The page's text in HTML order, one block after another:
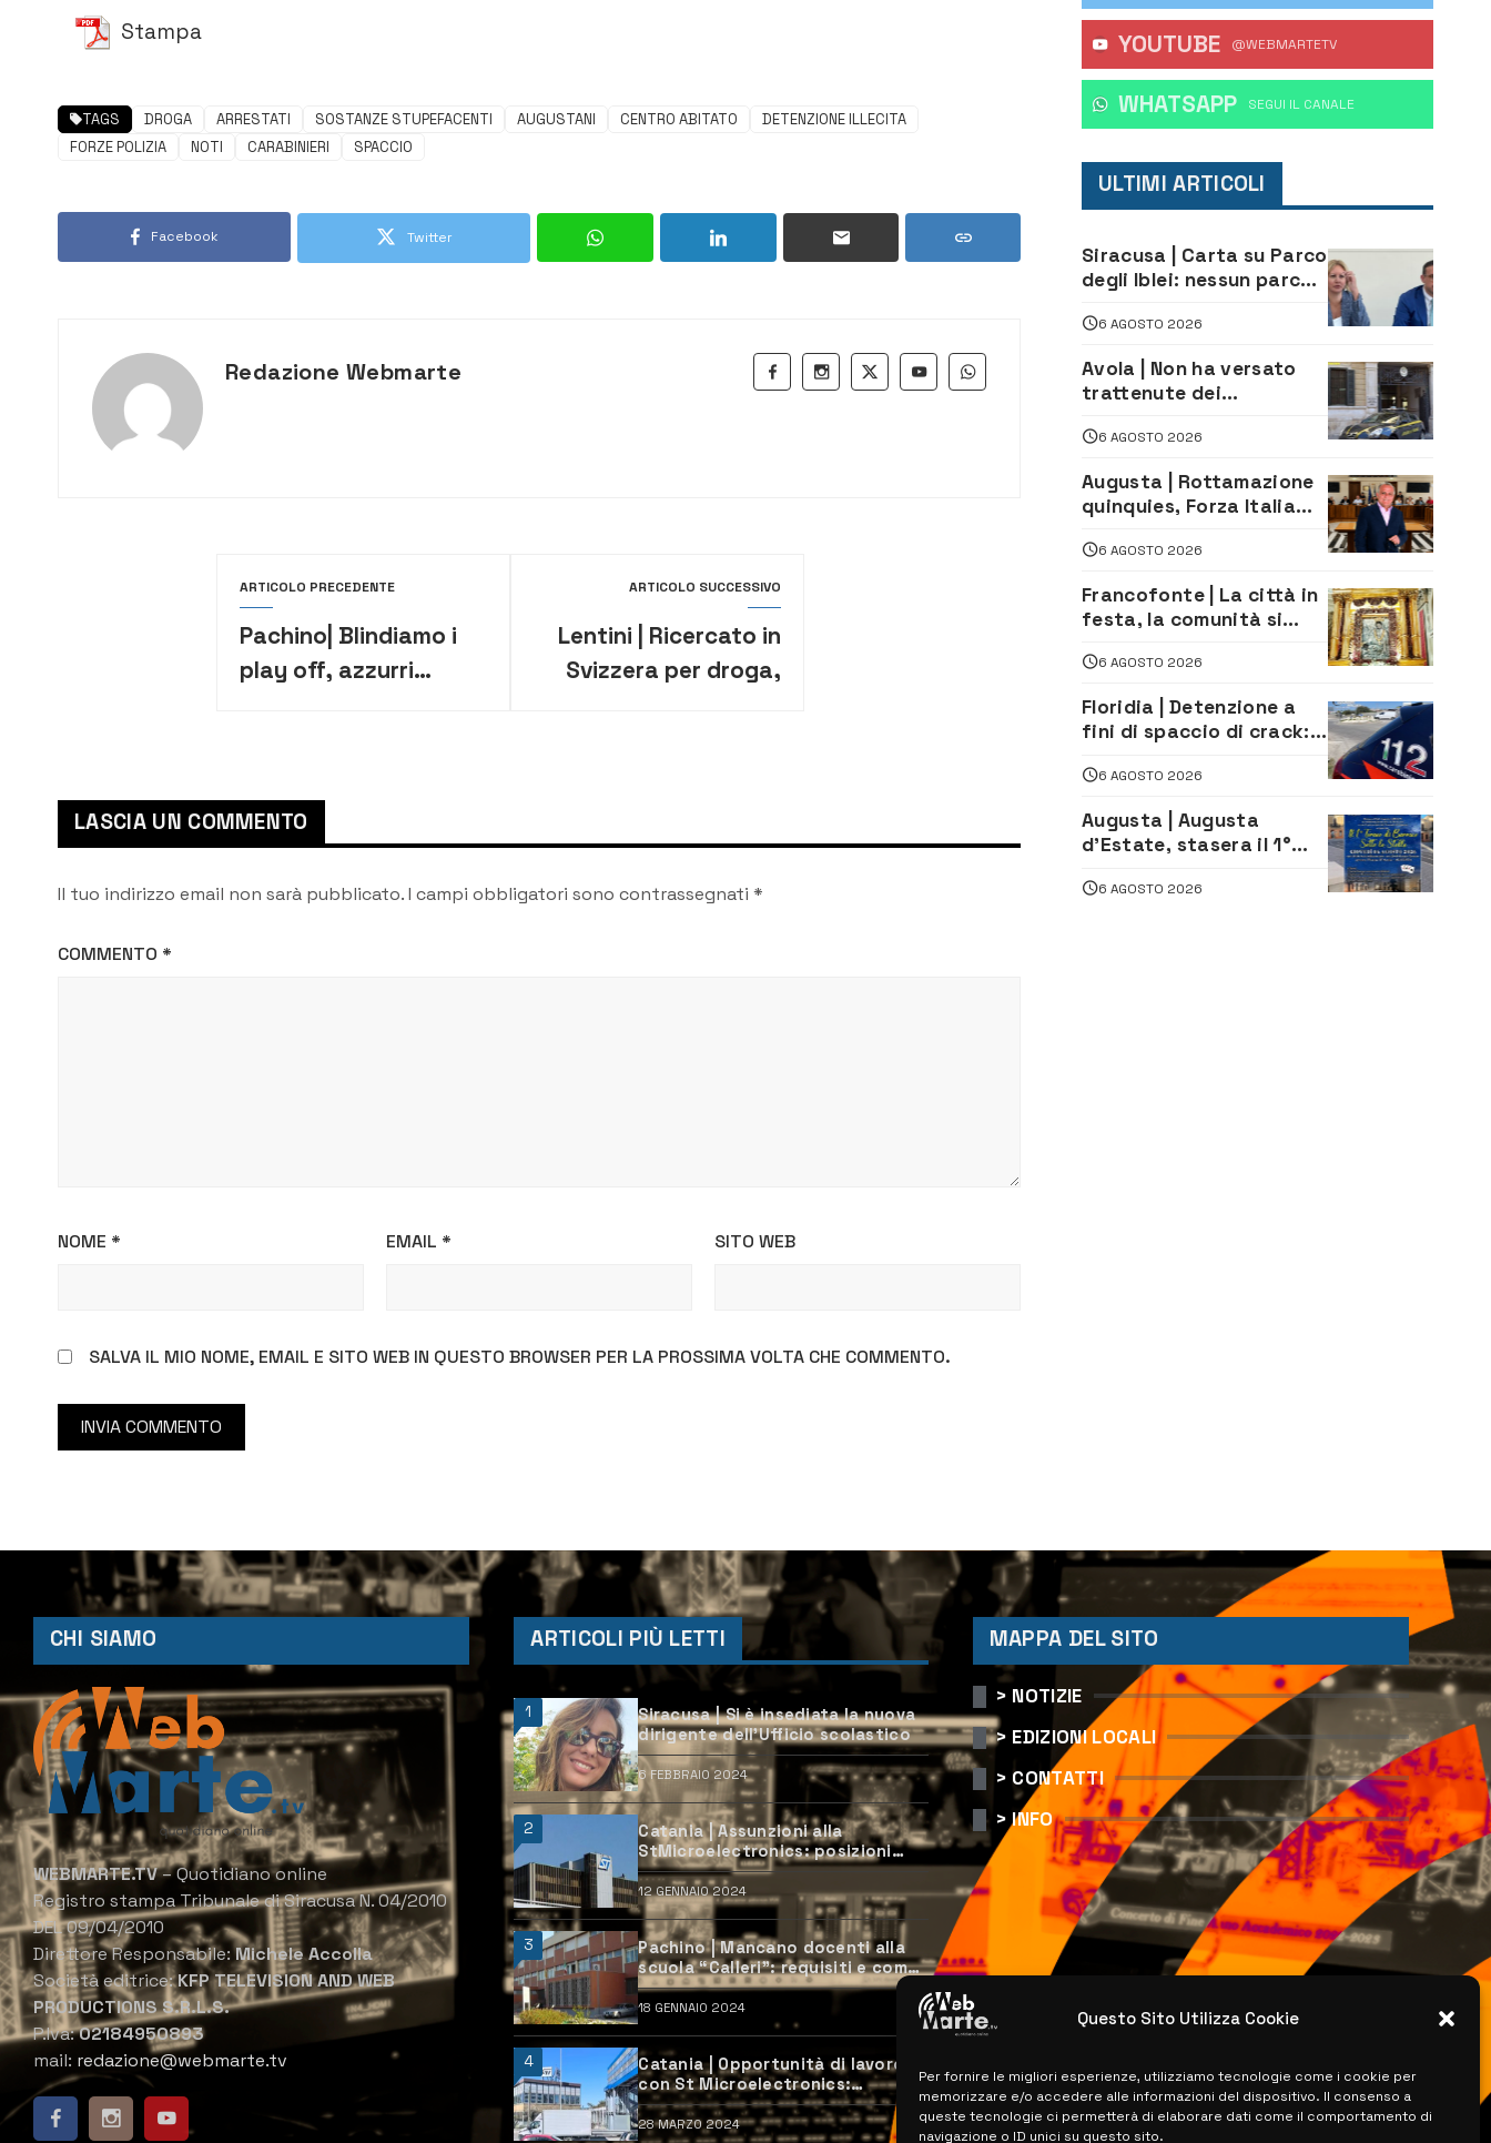
Questo Sito Utilizza Cookie
Per fornire le migliori esperienze, utilizziamo tecnologie come i cookie per
memorizzare e/o accedere alle informazioni del dispositivo. Il consenso a
queste tecnologie ci permetterà di elaborare dati come il comportamento di
navigazione o ID unici su questo sito.
Stampa
TAGS DROGA ARRESTATI SOSTANZE STUPEFACENTI AUGUSTANI CENTRO ABITATO
DETENZIONE ILLECITA
FORZE POLIZIA
NOTI CARABINIERI SPACCIO
Facebook Twitter
Redazione Webmarte
ARTICOLO PRECEDENTE
Pachino| Blindiamo i
play off, azzurri
ARTICOLO SUCCESSIVO
Lentini | Ricercato in
Svizzera per droga,
LASCIA UN COMMENTO
Il tuo indirizzo email non sarà pubblicato.I campi obbligatori sono contrassegnati *
COMMENTO *
NOME * EMAIL * SITO WEB
SALVA IL MIO NOME, EMAIL E SITO WEB IN QUESTO BROWSER PER LA PROSSIMA VOLTA CHE COMMENTO.
YOUTUBE @WEBMARTETV
WHATSAPP ‎SEGUI IL CANALE
ULTIMI ARTICOLI
Siracusa | Carta su Parco
degli Iblei: nessun parco
comunità e il territorio
6 AGOSTO 2026
Avola | Non ha versato
trattenute dei
oltre 700 mila euro a
imprenditore della
climatizzazione
6 AGOSTO 2026
Augusta | Rottamazione
quinquies, Forza Italia
«La proposta è nostra»
6 AGOSTO 2026
Francofonte | La città in
festa, la comunità si
della Neve tra fede e
tradizione
6 AGOSTO 2026
Floridia | Detenzione a
fini di spaccio di crack:
6 AGOSTO 2026
Augusta | Augusta
d’Estate, stasera il 1°
le Stelle: piazza
6 AGOSTO 2026
CHI SIAMO
WEBMARTE.TV– Quotidiano online
Registro stampa Tribunale di Siracusa N. 04/2010
DEL 09/04/2010
Direttore Responsabile:Michele Accolla
Società editrice:KFP TELEVISION AND WEB
PRODUCTIONS S.R.L.S.
P.Iva:02184950893
mail: redazione@webmarte.tv
ARTICOLI PIÙ LETTI
1
Siracusa | Si è insediata la nuova
dirigente dell’Ufficio scolastico
6 FEBBRAIO 2024
2
Catania | Assunzioni alla
StMicroelectronics: posizioni
aperte e come candidarsi
12 GENNAIO 2024
3
Pachino | Mancano docenti alla
scuola “Calleri”: requisiti e come
candidarsi
18 GENNAIO 2024
4
Catania | Opportunità di lavoro
con St Microelectronics:
centinaia di assunzioni previste
28 MARZO 2024
MAPPA DEL SITO
> NOTIZIE
> EDIZIONI LOCALI
> CONTATTI
> INFO